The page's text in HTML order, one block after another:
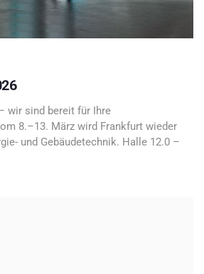
wir sind bereit für Ihre
8.–13. März wird Frankfurt wieder
und Gebäudetechnik. Halle 12.0 –